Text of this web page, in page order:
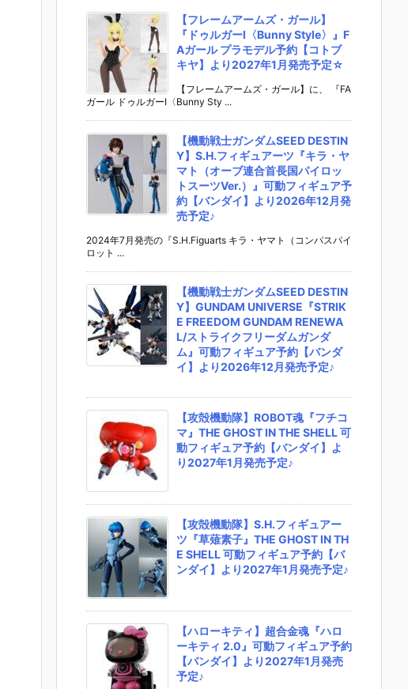
【フレームアームズ・ガール】
『ドゥルガーI〈Bunny Style〉』F
Aガール プラモデル予約【コトブ
キヤ】より2027年1月発売予定☆
【フレームアームズ・ガール】に、 『FA
ガール ドゥルガーI〈Bunny Sty ...
【機動戦士ガンダムSEED DESTIN
Y】S.H.フィギュアーツ『キラ・ヤ
マト（オーブ連合首長国パイロッ
トスーツVer.）』可動フィギュア予
約【バンダイ】より2026年12月発
売予定♪
2024年7月発売の『S.H.Figuarts キラ・ヤマト（コンパスパイ
ロット ...
【機動戦士ガンダムSEED DESTIN
Y】GUNDAM UNIVERSE『STRIK
E FREEDOM GUNDAM RENEWA
L/ストライクフリーダムガンダ
ム』可動フィギュア予約【バンダ
イ】より2026年12月発売予定♪
【攻殻機動隊】ROBOT魂『フチコ
マ』THE GHOST IN THE SHELL 可
動フィギュア予約【バンダイ】よ
り2027年1月発売予定♪
【攻殻機動隊】S.H.フィギュアー
ツ『草薙素子』THE GHOST IN TH
E SHELL 可動フィギュア予約【バ
ンダイ】より2027年1月発売予定♪
【ハローキティ】超合金魂『ハロ
ーキティ 2.0』可動フィギュア予約
【バンダイ】より2027年1月発売
予定♪